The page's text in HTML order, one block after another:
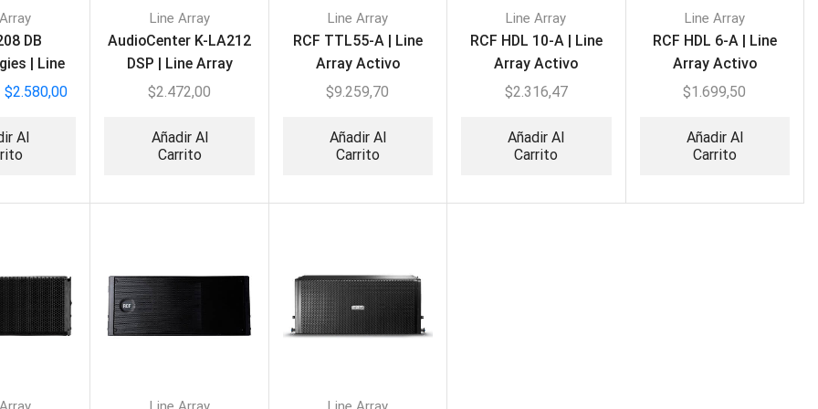
DB
| Line
$2.580,00
Al
Line Array
AudioCenter K-LA212
DSP | Line Array
Activo
$2.472,00
Añadir Al
Carrito
Line Array
RCF TTL55-A | Line
Array Activo
$9.259,70
Añadir Al
Carrito
Line Array
RCF HDL 10-A | Line
Array Activo
$2.316,47
Añadir Al
Carrito
Line Array
RCF HDL 6-A | Line
Array Activo
$1.699,50
Añadir Al
Carrito